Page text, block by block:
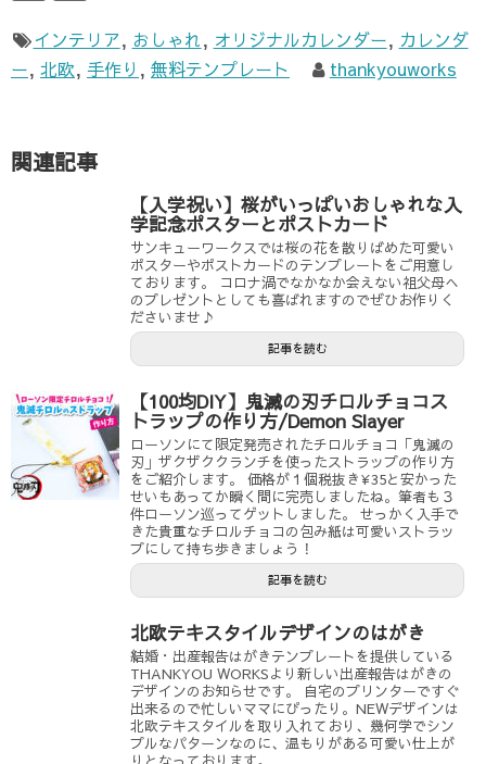
インテリア, おしゃれ, オリジナルカレンダー, カレンダ
ー, 北欧, 手作り , 無料テンプレート thankyouworks
関連記事
【入学祝い】桜がいっぱいおしゃれな入
学記念ポスターとポストカード
サンキューワークスでは桜の花を散りばめた可愛い
ポスターやポストカードのテンプレートをご用意し
ております。 コロナ渦でなかなか会えない祖父母へ
のプレゼントとしても喜ばれますのでぜひお作りく
ださいませ♪
記事を読む
【100均DIY】鬼滅の刃チロルチョコス
トラップの作り方/Demon Slayer
ローソンにて限定発売されたチロルチョコ「鬼滅の
刃」ザクザククランチを使ったストラップの作り方
をご紹介します。 価格が１個税抜き¥35と安かった
せいもあってか瞬く間に完売しましたね。筆者も３
件ローソン巡ってゲットしました。 せっかく入手で
きた貴重なチロルチョコの包み紙は可愛いストラッ
プにして持ち歩きましょう！
記事を読む
北欧テキスタイルデザインのはがき
結婚・出産報告はがきテンプレートを提供している
THANKYOU WORKSより新しい出産報告はがきの
デザインのお知らせです。 自宅のプリンターですぐ
出来るので忙しいママにぴったり。NEWデザインは
北欧テキスタイルを取り入れており、幾何学でシン
プルなパターンなのに、温もりがある可愛い仕上が